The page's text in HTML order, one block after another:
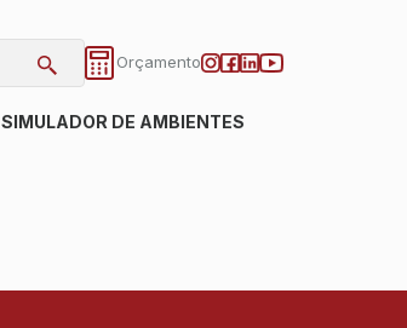
Orçamento
SIMULADOR DE AMBIENTES